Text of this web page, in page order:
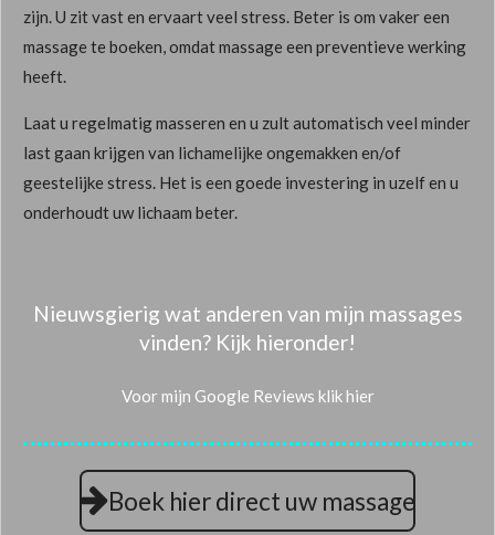
zijn. U zit vast en ervaart veel stress. Beter is om vaker een
massage te boeken, omdat massage een preventieve werking
heeft.
Laat u regelmatig masseren en u zult automatisch veel minder
last gaan krijgen van lichamelijke ongemakken en/of
geestelijke stress. Het is een goede investering in uzelf en u
onderhoudt uw lichaam beter.
Nieuwsgierig wat anderen van mijn massages
vinden? Kijk hieronder!
Voor mijn Google Reviews klik hier
Boek hier direct uw massage